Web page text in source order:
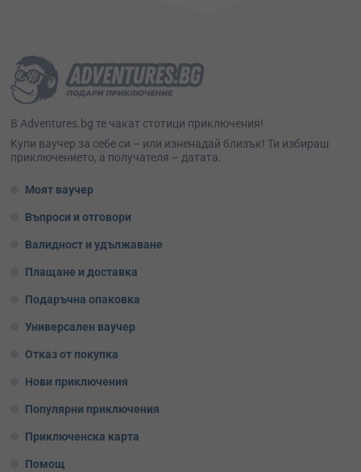
В Adventures.bg те чакат стотици приключения!
Kупи ваучер за себе си – или изненадай близък! Ти избираш
приключението, а получателя – датата.
Моят ваучер
Въпроси и отговори
Валидност и удължаване
Плащане и доставка
Подаръчна опаковка
Универсален ваучер
Отказ от покупка
Нови приключения
Популярни приключения
Приключенска карта
Помощ